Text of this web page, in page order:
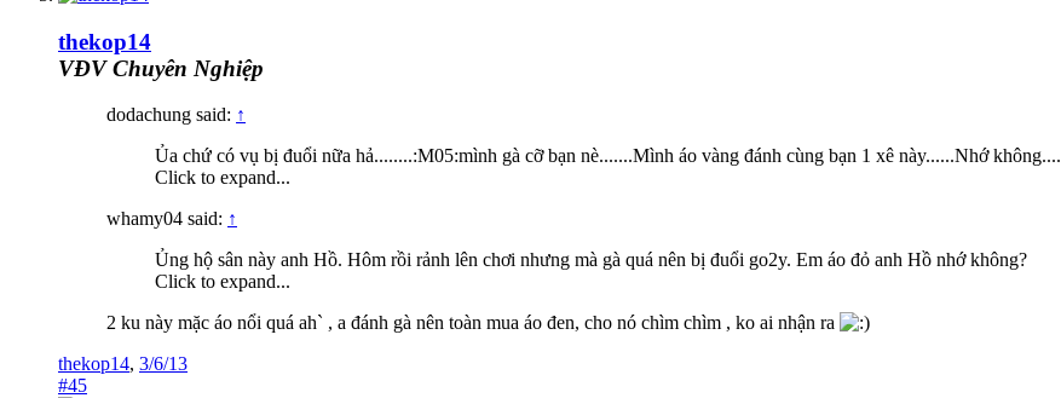
thekop14
VĐV Chuyên Nghiệp
dodachung said: ↑
Ủa chứ có vụ bị đuổi nữa hả........:M05:mình gà cỡ bạn nè.......Mình áo vàng đánh cùng bạn 1 xê này......Nhớ không....
Click to expand...
whamy04 said: ↑
Ủng hộ sân này anh Hồ. Hôm rồi rảnh lên chơi nhưng mà gà quá nên bị đuổi go2y. Em áo đỏ anh Hồ nhớ không?
Click to expand...
2 ku này mặc áo nổi quá ah` , a đánh gà nên toàn mua áo đen, cho nó chìm chìm , ko ai nhận ra
thekop14, 3/6/13
#45